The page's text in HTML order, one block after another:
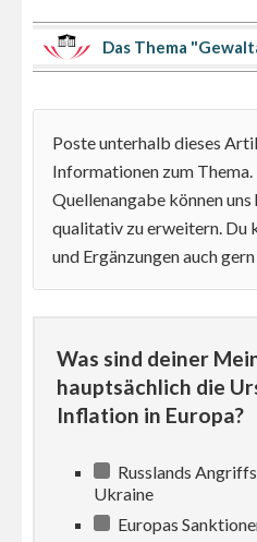
Das Thema
Poste unterhalb dieses
Informationen zum
Quellenangabe können uns
qualitativ zu erweitern. Du
und Ergänzungen auch
Was sind deiner
hauptsächlich die
Inflation in Europa?
Russlands
Ukraine
Europas